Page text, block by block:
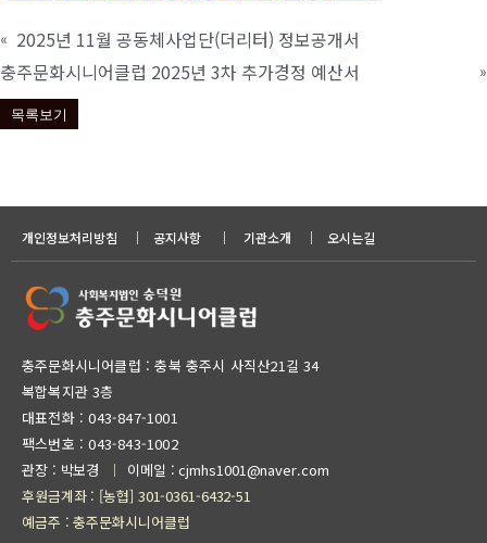
«
2025년 11월 공동체사업단(더리터) 정보공개서
충주문화시니어클럽 2025년 3차 추가경정 예산서
»
목록보기
개인정보처리방침 ｜ 공지사항 ｜ 기관소개 ｜ 오시는길
충주문화시니어클럽 : 충북 충주시 사직산21길 34
복합복지관 3층
대표전화 : 043-847-1001
팩스번호 : 043-843-1002
관장 : 박보경
｜ 이메일 : cjmhs1001@naver.com
후원금계좌 : [농협] 301-0361-6432-51
예금주 : 충주문화시니어클럽